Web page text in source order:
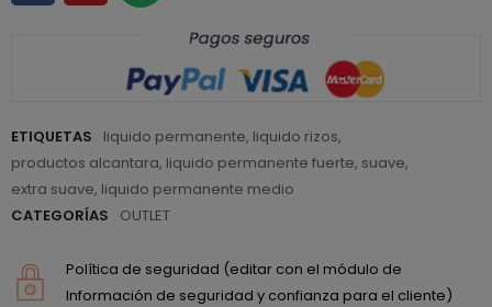
ETIQUETAS liquido permanente, liquido rizos,
productos alcantara, liquido permanente fuerte, suave,
extra suave, liquido permanente medio
CATEGORÍAS
OUTLET
Política de seguridad (editar con el módulo de
Información de seguridad y confianza para el cliente)